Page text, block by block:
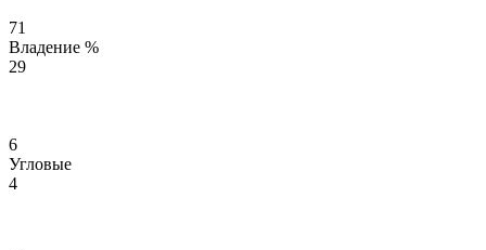
71
Владение %
29
6
Угловые
4